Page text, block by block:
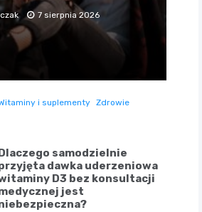
7 sierpnia 2026
i suplementy Zdrowie
samodzielnie
dawka uderzeniowa
D3 bez konsultacji
jest